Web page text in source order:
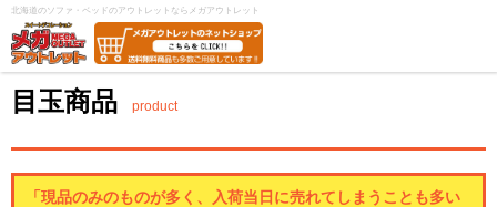
北海道のソファ・ベッドのアウトレットならメガアウトレット
目玉商品 product
「現品のみのものが多く、入荷当日に売れてしまうことも多い